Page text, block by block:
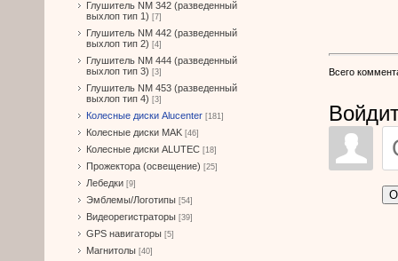
Глушитель NM 342 (разведенный
выхлоп тип 1) [7]
Глушитель NM 442 (разведенный
выхлоп тип 2) [4]
Глушитель NM 444 (разведенный
выхлоп тип 3) [3]
Глушитель NM 453 (разведенный
выхлоп тип 4) [3]
Колесные диски Alucenter [181]
Колесные диски MAK [46]
Колесные диски ALUTEC [18]
Прожектора (освещение) [25]
Лебедки [9]
Эмблемы/Логотипы [54]
Видеорегистраторы [39]
GPS навигаторы [5]
Магнитолы [40]
Всего